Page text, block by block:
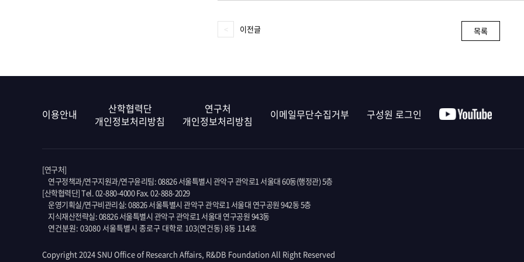
이전글 목록
이용안내
산학협력단
개인정보처리방침
연구처
개인정보처리방침
이메일무단수집거부 구성원 로그인
[연구처]
연구정책과/연구지원과/연구윤리팀: 08826 서울특별시 관악구 관악로1 서울대 60동(행정관) 5층
[산학협력단] Tel. 02-880-4000 Fax. 02-888-2029
운영기획실/연구비관리실: 08826 서울특별시 관악구 관악로1 서울대 연구공원 942동 5층
지식재산전략실: 08826 서울특별시 관악구 관악로1 서울대 연구공원 943동
연건분원: 03080 서울특별시 종로구 대학로 103(연건동) 8동 114호
Copyright 2024 SNU Office of Research Affairs, R&DB Foundation All Right Reserved